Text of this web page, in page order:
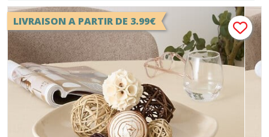
coupe à fruits
LIVRAISON A PARTIR DE 3.99€